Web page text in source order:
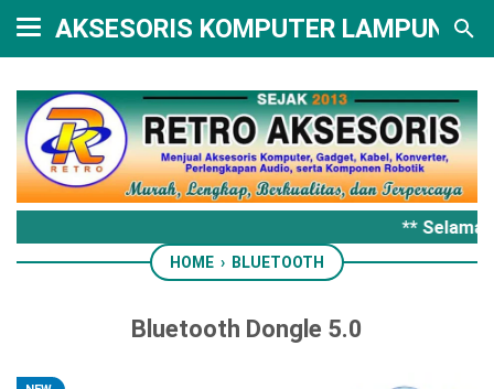
AKSESORIS KOMPUTER LAMPUNG
** Selamat
HOME › BLUETOOTH
Bluetooth Dongle 5.0